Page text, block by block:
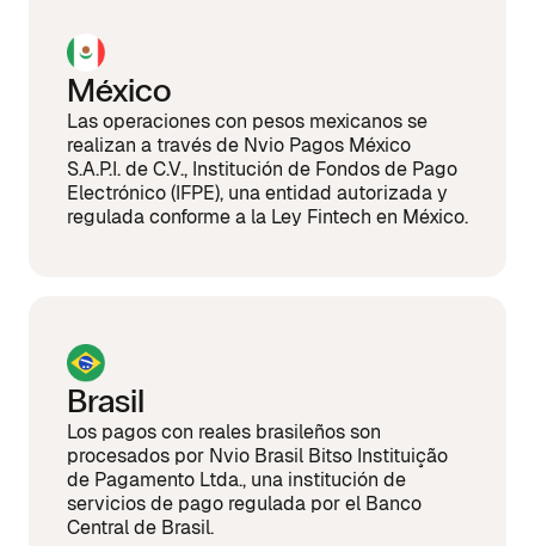
México
Las operaciones con pesos mexicanos se
realizan a través de Nvio Pagos México
S.A.P.I. de C.V., Institución de Fondos de Pago
Electrónico (IFPE), una entidad autorizada y
regulada conforme a la Ley Fintech en México.
Brasil
Los pagos con reales brasileños son
procesados por Nvio Brasil Bitso Instituição
de Pagamento Ltda., una institución de
servicios de pago regulada por el Banco
Central de Brasil.